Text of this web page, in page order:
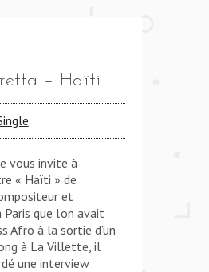
– Haïti
vous invite à
« Haïti » de
et
que l’on avait
Afro à la sortie d’un
à La Villette, il
une interview